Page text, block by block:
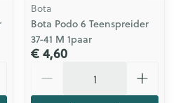
Bota
Bota Podo 6 Teenspreider
37-41 M 1paar
€ 4,60